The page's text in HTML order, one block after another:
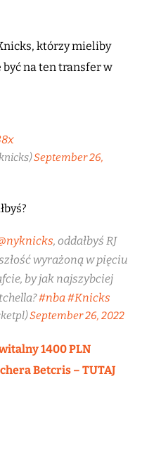
którzy mieliby
być na ten transfer w
September 26,
, oddałbyś RJ
wyrażoną w pięciu
by jak najszybciej
#nba#Knicks
September 26, 2022
1400 PLN
Betcris – TUTAJ